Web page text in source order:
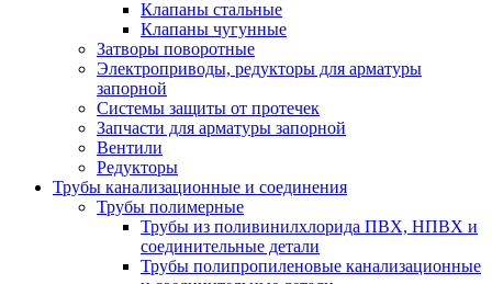
Клапаны стальные
Клапаны чугунные
Затворы поворотные
Электроприводы, редукторы для арматуры
запорной
Системы защиты от протечек
Запчасти для арматуры запорной
Вентили
Редукторы
Трубы канализационные и соединения
Трубы полимерные
Трубы из поливинилхлорида ПВХ, НПВХ и
соединительные детали
Трубы полипропиленовые канализационные